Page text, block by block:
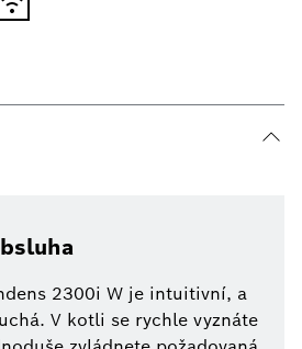
2300i W je intuitivní, a
V kotli se rychle vyznáte